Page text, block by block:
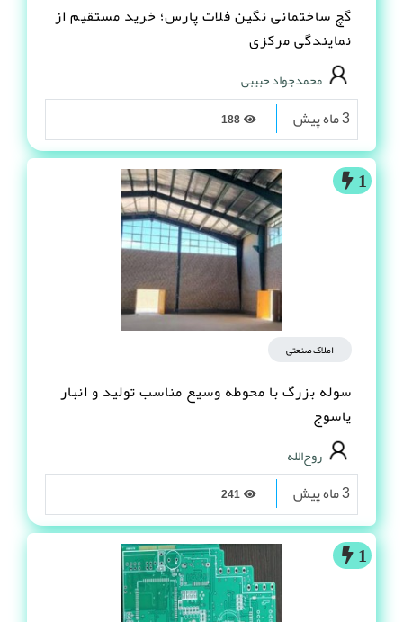
گچ ساختمانی نگین فلات پارس؛ خرید مستقیم از
نمایندگی مرکزی
محمدجواد حبیبی
3 ماه پیش
1
املاک صنعتی
سوله بزرگ با محوطه وسیع مناسب تولید و انبار –
یاسوج
روح‌الله
3 ماه پیش
1